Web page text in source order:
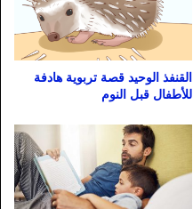
القنفذ الوحيد قصة تربوية هادفة
للأطفال قبل النوم